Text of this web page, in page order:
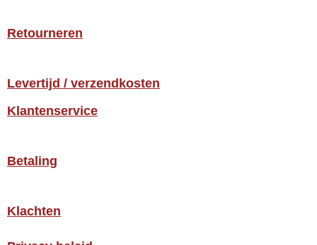
Retourneren
Levertijd / verzendkosten
Klantenservice
Betaling
Klachten